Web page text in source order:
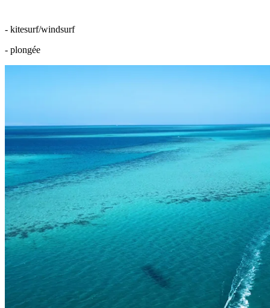
- kitesurf/windsurf
- plongée